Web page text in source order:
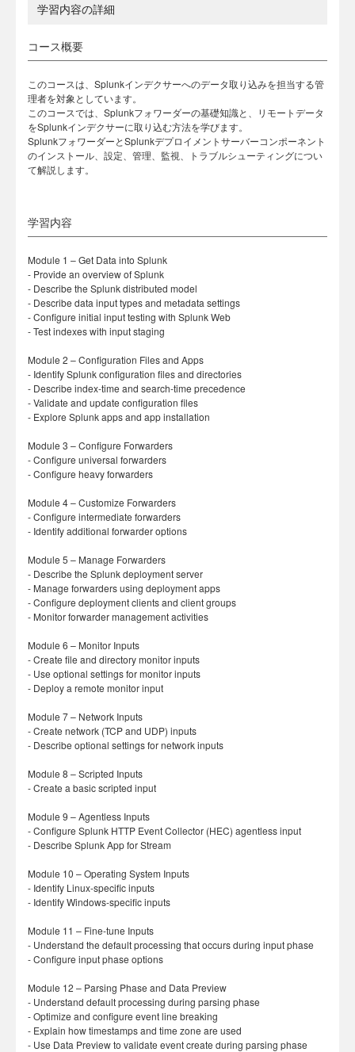
学習内容の詳細
コース概要
このコースは、Splunkインデクサーへのデータ取り込みを担当する管
理者を対象としています。
このコースでは、Splunkフォワーダーの基礎知識と、リモートデータ
をSplunkインデクサーに取り込む方法を学びます。
SplunkフォワーダーとSplunkデプロイメントサーバーコンポーネント
のインストール、設定、管理、監視、トラブルシューティングについ
て解説します。
学習内容
Module 1 – Get Data into Splunk
- Provide an overview of Splunk
- Describe the Splunk distributed model
- Describe data input types and metadata settings
- Configure initial input testing with Splunk Web
- Test indexes with input staging
Module 2 – Configuration Files and Apps
- Identify Splunk configuration files and directories
- Describe index-time and search-time precedence
- Validate and update configuration files
- Explore Splunk apps and app installation
Module 3 – Configure Forwarders
- Configure universal forwarders
- Configure heavy forwarders
Module 4 – Customize Forwarders
- Configure intermediate forwarders
- Identify additional forwarder options
Module 5 – Manage Forwarders
- Describe the Splunk deployment server
- Manage forwarders using deployment apps
- Configure deployment clients and client groups
- Monitor forwarder management activities
Module 6 – Monitor Inputs
- Create file and directory monitor inputs
- Use optional settings for monitor inputs
- Deploy a remote monitor input
Module 7 – Network Inputs
- Create network (TCP and UDP) inputs
- Describe optional settings for network inputs
Module 8 – Scripted Inputs
- Create a basic scripted input
Module 9 – Agentless Inputs
- Configure Splunk HTTP Event Collector (HEC) agentless input
- Describe Splunk App for Stream
Module 10 – Operating System Inputs
- Identify Linux-specific inputs
- Identify Windows-specific inputs
Module 11 – Fine-tune Inputs
- Understand the default processing that occurs during input phase
- Configure input phase options
Module 12 – Parsing Phase and Data Preview
- Understand default processing during parsing phase
- Optimize and configure event line breaking
- Explain how timestamps and time zone are used
- Use Data Preview to validate event create during parsing phase